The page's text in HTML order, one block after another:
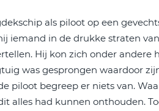
als piloot op een
iemand in de drukke straten
Hij kon zich onder
was gesprongen waardoor
piloot begreep er niets van.
alles had kunnen onthouden.